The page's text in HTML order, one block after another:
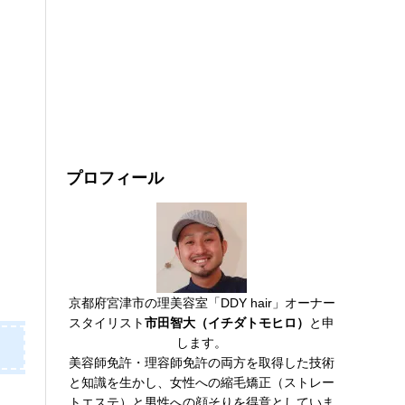
プロフィール
京都府宮津市の理美容室「DDY hair」オーナー
スタイリスト市田智大（イチダトモヒロ）
と申
します。
美容師免許・理容師免許の両方を取得した技術
と知識を生かし、女性への縮毛矯正（ストレー